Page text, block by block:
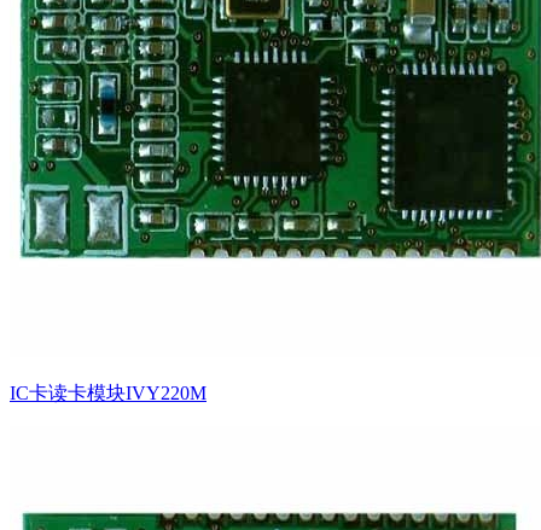
IC卡读卡模块IVY220M